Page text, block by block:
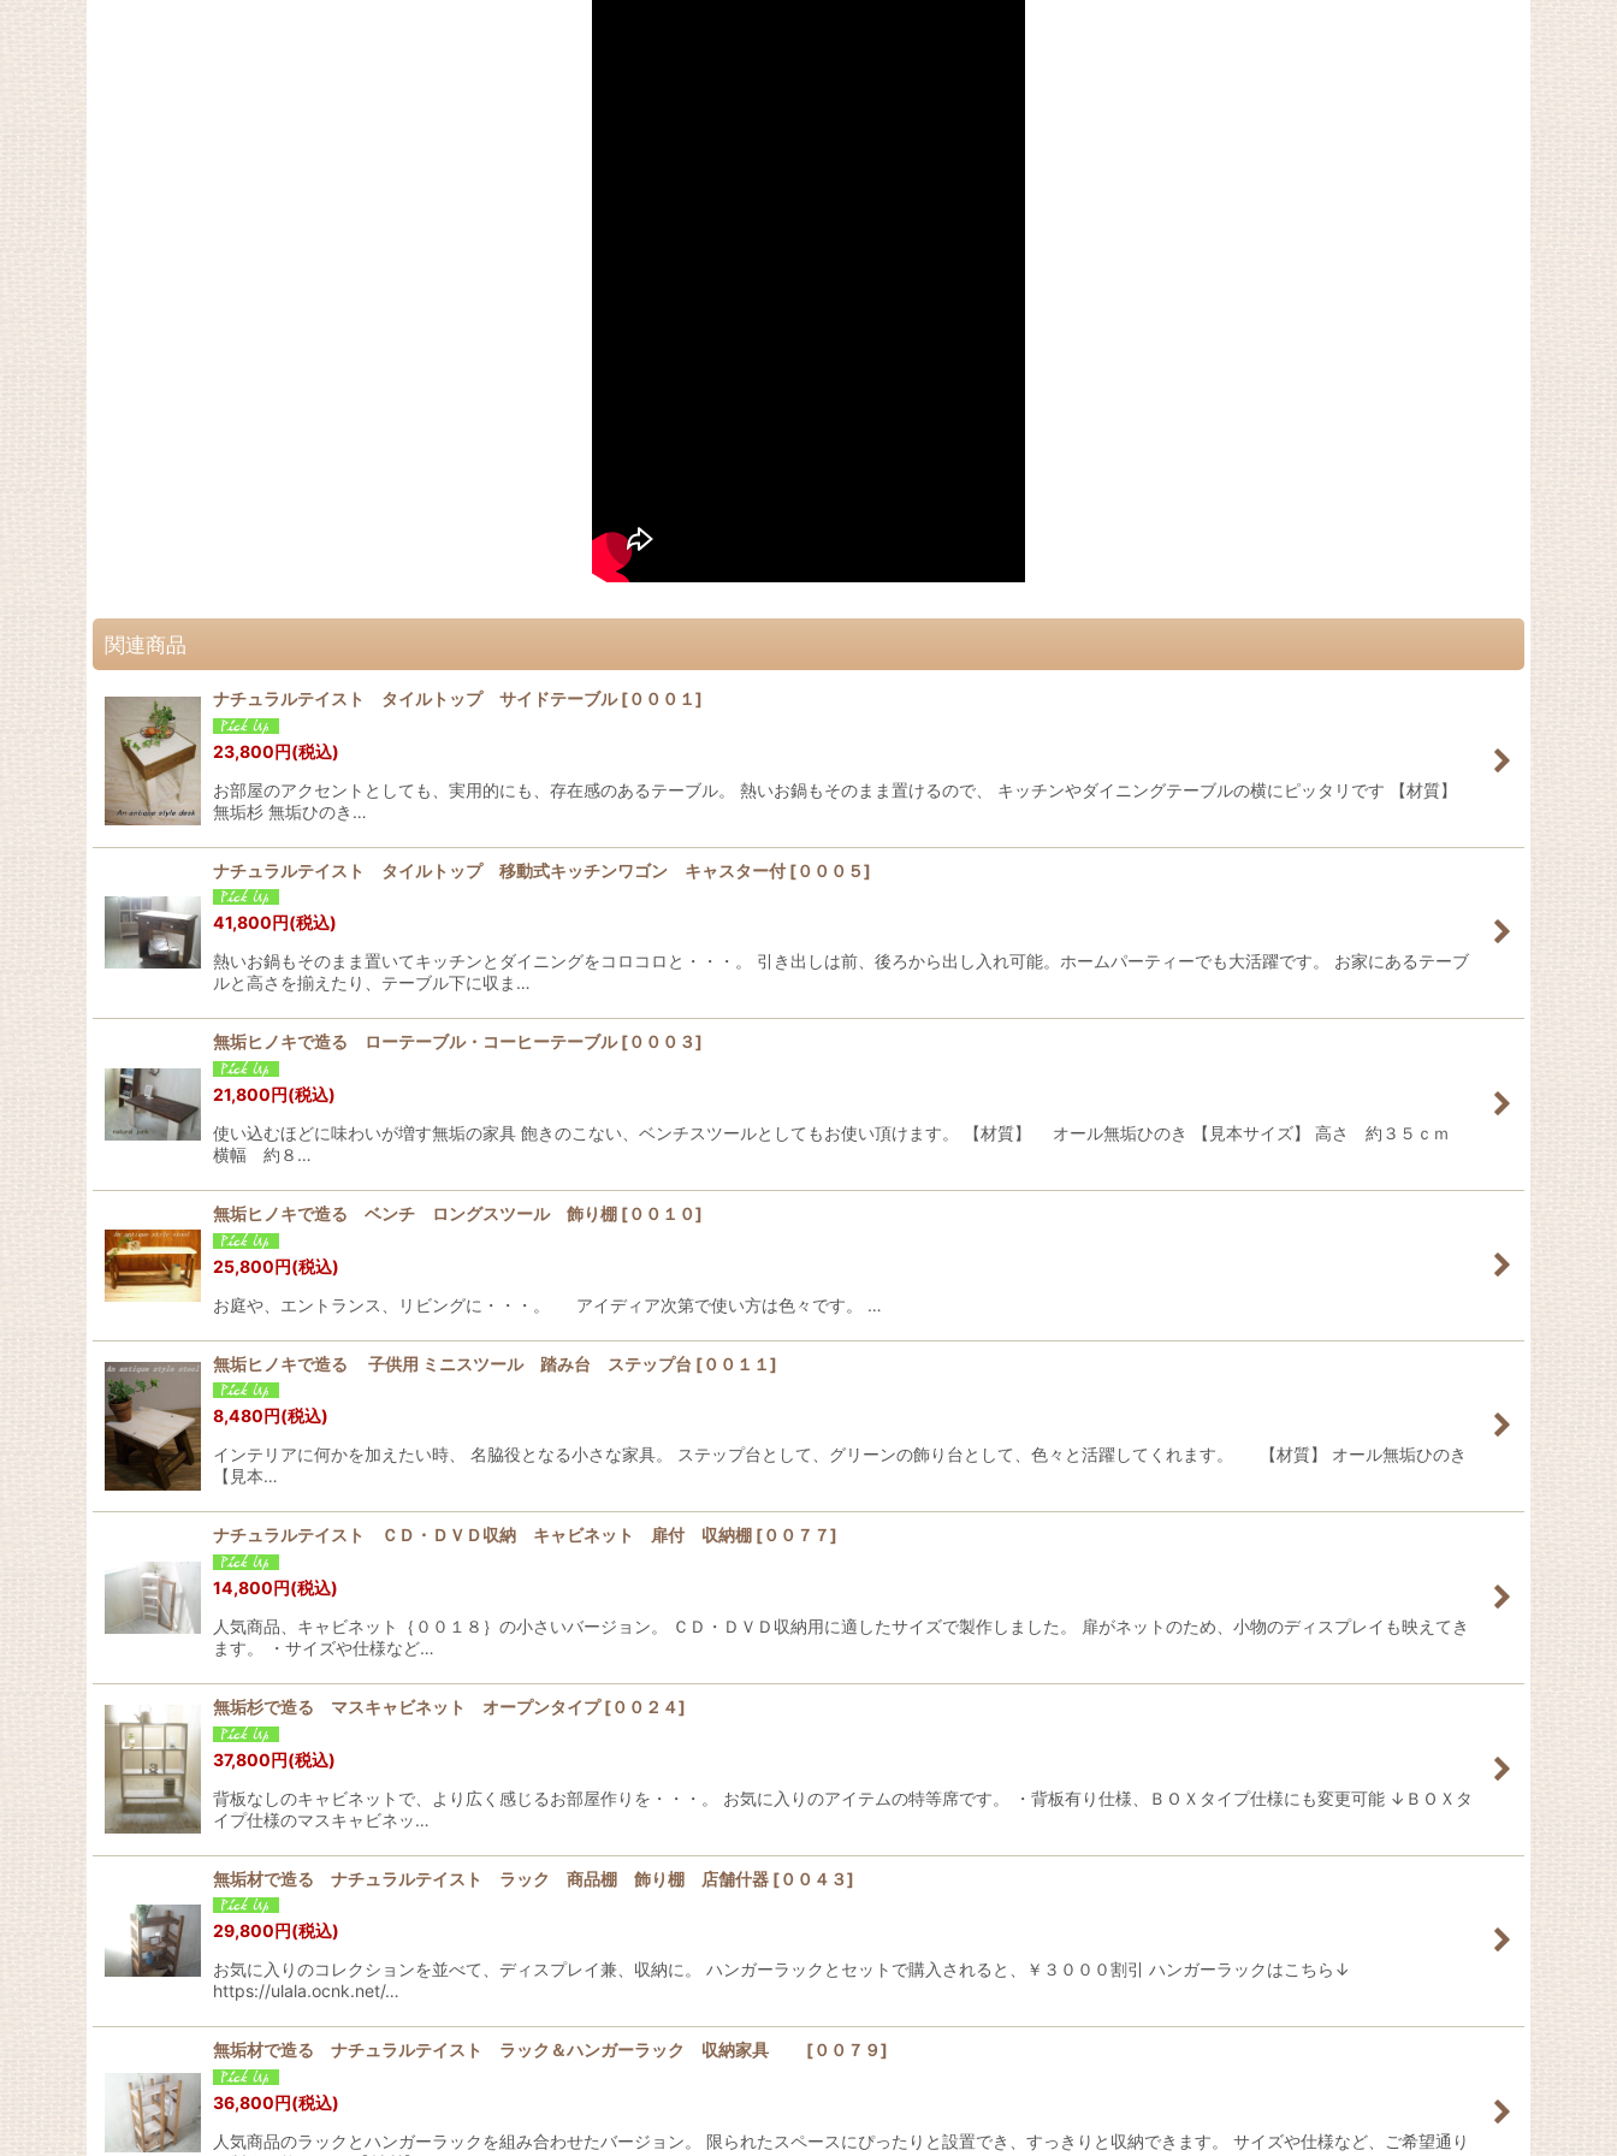
関連商品
ナチュラルテイスト タイルトップ サイドテーブル [０００１]
23,800円(税込)
お部屋のアクセントとしても、実用的にも、存在感のあるテーブル。 熱いお鍋もそのまま置けるので、 キッチンやダイニングテーブルの横にピッタリです 【材質】
無垢杉 無垢ひのき…
ナチュラルテイスト タイルトップ 移動式キッチンワゴン キャスター付 [０００５]
41,800円(税込)
熱いお鍋もそのまま置いてキッチンとダイニングをコロコロと・・・。 引き出しは前、後ろから出し入れ可能。ホームパーティーでも大活躍です。 お家にあるテーブ
ルと高さを揃えたり、テーブル下に収ま…
無垢ヒノキで造る ローテーブル・コーヒーテーブル[０００３]
21,800円(税込)
使い込むほどに味わいが増す無垢の家具 飽きのこない、ベンチスツールとしてもお使い頂けます。 【材質】 オール無垢ひのき 【見本サイズ】 高さ 約３５ｃｍ
横幅 約８…
無垢ヒノキで造る ベンチ ロングスツール 飾り棚 [００１０]
25,800円(税込)
お庭や、エントランス、リビングに・・・。 アイディア次第で使い方は色々です。 …
無垢ヒノキで造る 子供用 ミニスツール 踏み台 ステップ台 [００１１]
8,480円(税込)
インテリアに何かを加えたい時、 名脇役となる小さな家具。 ステップ台として、グリーンの飾り台として、色々と活躍してくれます。 【材質】 オール無垢ひのき
【見本…
ナチュラルテイスト ＣＤ・ＤＶＤ収納 キャビネット 扉付 収納棚 [００７７]
14,800円(税込)
人気商品、キャビネット｛００１８｝の小さいバージョン。 ＣＤ・ＤＶＤ収納用に適したサイズで製作しました。 扉がネットのため、小物のディスプレイも映えてき
ます。 ・サイズや仕様など…
無垢杉で造る マスキャビネット オープンタイプ [００２４]
37,800円(税込)
背板なしのキャビネットで、より広く感じるお部屋作りを・・・。 お気に入りのアイテムの特等席です。 ・背板有り仕様、ＢＯＸタイプ仕様にも変更可能 ↓ＢＯＸタ
イプ仕様のマスキャビネッ…
無垢材で造る ナチュラルテイスト ラック 商品棚 飾り棚 店舗什器 [００４３]
29,800円(税込)
お気に入りのコレクションを並べて、ディスプレイ兼、収納に。 ハンガーラックとセットで購入されると、￥３０００割引 ハンガーラックはこちら↓
https://ulala.ocnk.net/…
無垢材で造る ナチュラルテイスト ラック＆ハンガーラック 収納家具 [００７９]
36,800円(税込)
人気商品のラックとハンガーラックを組み合わせたバージョン。 限られたスペースにぴったりと設置でき、すっきりと収納できます。 サイズや仕様など、ご希望通り